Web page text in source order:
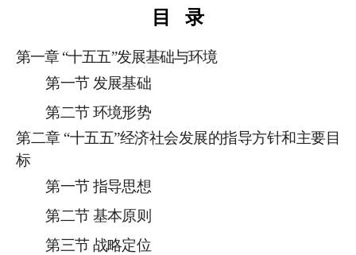
目 录
第一章 “十五五”发展基础与环境
第一节 发展基础
第二节 环境形势
第二章 “十五五”经济社会发展的指导方针和主要目
标
第一节 指导思想
第二节 基本原则
第三节 战略定位